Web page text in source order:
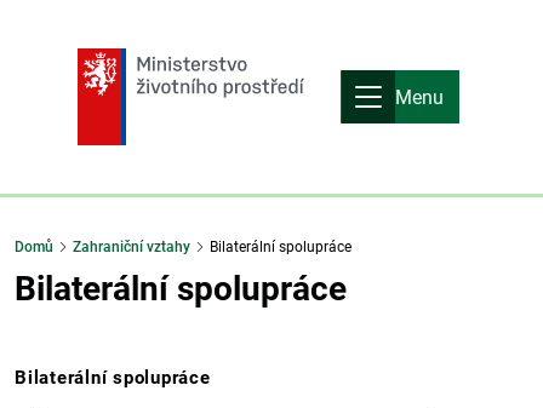
Menu
Domů Zahraniční vztahy Bilaterální spolupráce
Bilaterální spolupráce
Bilaterální spolupráce